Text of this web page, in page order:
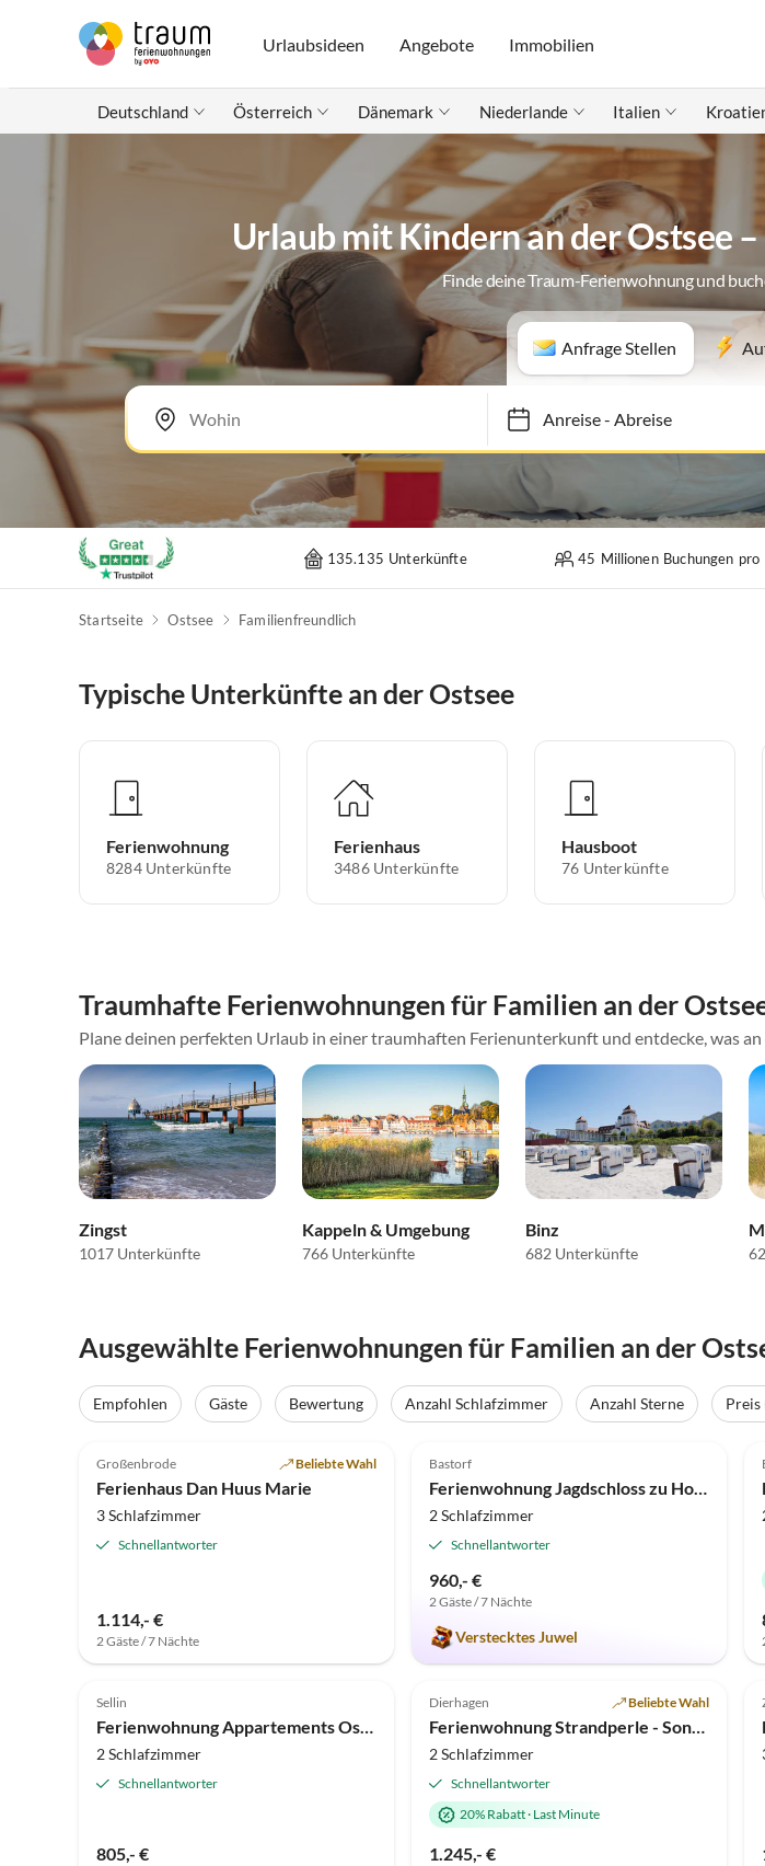
Urlaubsideen Angebote Immobilien
Deutschland Österreich Dänemark Niederlande Italien
Urlaub mit Kindern an der Ostsee
Finde deine Traum-Ferienwohnung und
Anfrage Stellen
Anreise-Abreise
135.135 Unterkünfte 45 Millionen Buchungen pro
Startseite Ostsee Familienfreundlich
Typische Unterkünfte an der Ostsee
Ferienwohnung
8284 Unterkünfte
Ferienhaus
3486 Unterkünfte
Hausboot
76 Unterkünfte
Traumhafte Ferienwohnungen für Familien an der
Plane deinen perfekten Urlaub in einer traumhaften Ferienunterkunft und entdecke, was
Zingst
1017 Unterkünfte
Kappeln & Umgebung
766 Unterkünfte
Binz
682 Unterkünfte
Ausgewählte Ferienwohnungen für Familien an der
Empfohlen Gäste Bewertung Anzahl Schlafzimmer Anzahl Sterne Preis
Top-Inserat
Großenbrode Beliebte Wahl
Ferienhaus Dan Huus Marie
3 Schlafzimmer
Schnellantworter
1.114,- €
2 Gäste / 7 Nächte
Auszeichnung 2025
Top-Inserat
Bastorf
Ferienwohnung Jagdschloss zu Hohen Niendorf
2 Schlafzimmer
Schnellantworter
960,- €
2 Gäste / 7 Nächte
Verstecktes Juwel
Top-Inserat
4.9 (4)
Sellin
Ferienwohnung Appartements Ostseesonne
2 Schlafzimmer
Schnellantworter
805,- €
Top-Inserat
5.0 (2)
Dierhagen Beliebte Wahl
Ferienwohnung Strandperle - Sonnige Traumlage am Strand****
2 Schlafzimmer
Schnellantworter
20% Rabatt· Last Minute
1.245,- €